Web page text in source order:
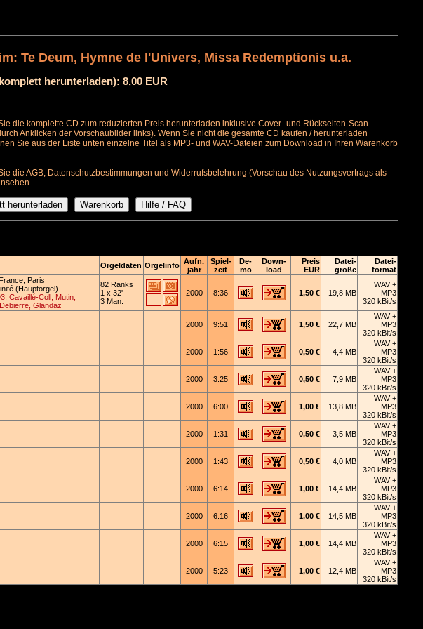
Te Deum, Hymne de l'Univers, Missa Redemptionis u.a.
herunterladen): 8,00 EUR
die komplette CD zum reduzierten Preis herunterladen inklusive Cover- und Rückseiten-Scan
Anklicken der Vorschaubilder links). Wenn Sie nicht die gesamte CD kaufen / herunterladen
Sie aus der Liste unten einzelne Titel als MP3- und WAV-Dateien zum Download in Ihren Warenkorb
die AGB, Datenschutzbestimmungen und Widerrufsbelehrung (Vorschau des Nutzungsvertrags als
Orgeldaten Orgelinfo Aufn.
jahr
Spiel-
zeit
De-
mo
Down-
load
Preis
EUR
Datei-
größe
Datei-
format
Paris
(Hauptorgel)
Cavaillé-Coll, Mutin,
Glandaz
82 Ranks
1 x 32'
3 Man.
2000 8:36 1,50 € 19,8 MB
WAV +
MP3
320 kBit/s
2000 9:51 1,50 € 22,7 MB
WAV +
MP3
320 kBit/s
2000 1:56 0,50 € 4,4 MB
WAV +
MP3
320 kBit/s
2000 3:25 0,50 € 7,9 MB
WAV +
MP3
320 kBit/s
2000 6:00 1,00 € 13,8 MB
WAV +
MP3
320 kBit/s
2000 1:31 0,50 € 3,5 MB
WAV +
MP3
320 kBit/s
2000 1:43 0,50 € 4,0 MB
WAV +
MP3
320 kBit/s
2000 6:14 1,00 € 14,4 MB
WAV +
MP3
320 kBit/s
2000 6:16 1,00 € 14,5 MB
WAV +
MP3
320 kBit/s
2000 6:15 1,00 € 14,4 MB
WAV +
MP3
320 kBit/s
2000 5:23 1,00 € 12,4 MB
WAV +
MP3
320 kBit/s